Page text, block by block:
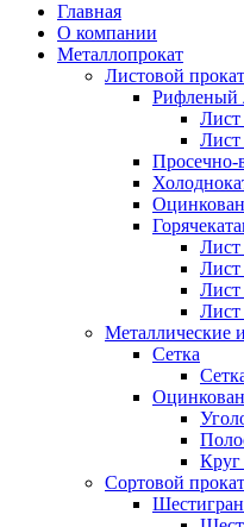
Главная
О компании
Металлопрокат
Листовой прокат
Рифленый
Лист
Лист
Лист
Лист
Лист
Металлические
Сетка
Сортовой прокат